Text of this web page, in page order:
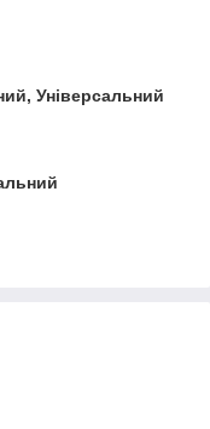
Універсальний